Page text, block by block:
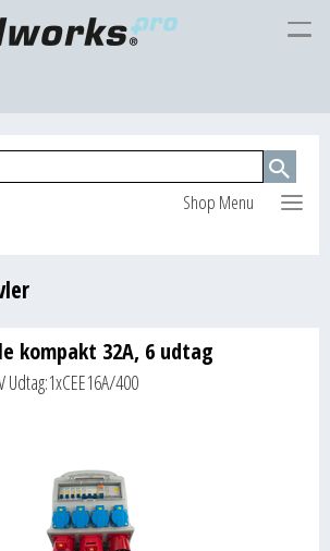
Shop Menu
kompakt 32A, 6 udtag
Udtag:1xCEE16A/400